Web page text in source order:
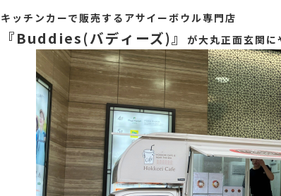
キッチンカーで販売するアサイーボウル専門店
『Buddies(バディーズ)』 が大丸正面玄関に